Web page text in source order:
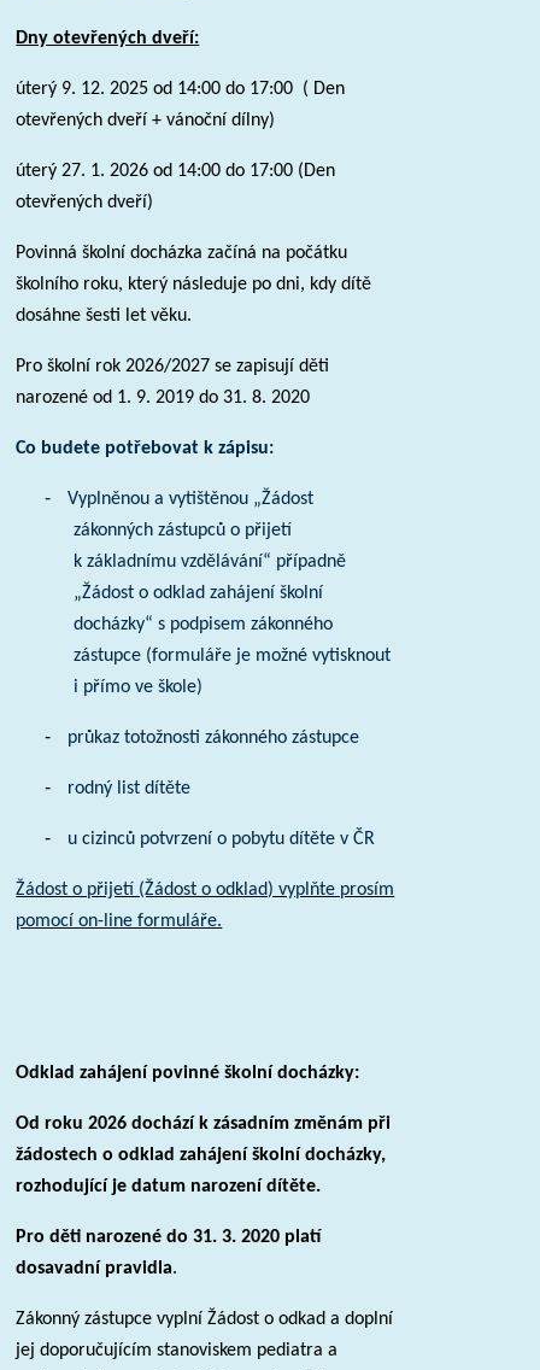
Dny otevřených dveří:
úterý 9. 12. 2025 od 14:00 do 17:00 ( Den
otevřených dveří + vánoční dílny)
úterý 27. 1. 2026 od 14:00 do 17:00 (Den
otevřených dveří)
Povinná školní docházka začíná na počátku
školního roku, který následuje po dni, kdy dítě
dosáhne šesti let věku.
Pro školní rok 2026/2027 se zapisují děti
narozené od 1. 9. 2019 do 31. 8. 2020
Co budete potřebovat k zápisu:
-
Vyplněnou a vytištěnou „Žádost
zákonných zástupců o přijetí
k základnímu vzdělávání“ případně
„Žádost o odklad zahájení školní
docházky“ s podpisem zákonného
zástupce (formuláře je možné vytisknout
i přímo ve škole)
- průkaz totožnosti zákonného zástupce
- rodný list dítěte
- u cizinců potvrzení o pobytu dítěte v ČR
Žádost o přijetí (Žádost o odklad) vyplňte prosím
pomocí on-line formuláře.
Odklad zahájení povinné školní docházky:
Od roku 2026 dochází k zásadním změnám při
žádostech o odklad zahájení školní docházky,
rozhodující je datum narození dítěte.
Pro děti narozené do 31. 3. 2020 platí
dosavadní pravidla.
Zákonný zástupce vyplní Žádost o odkad a doplní
jej doporučujícím stanoviskem pediatra a